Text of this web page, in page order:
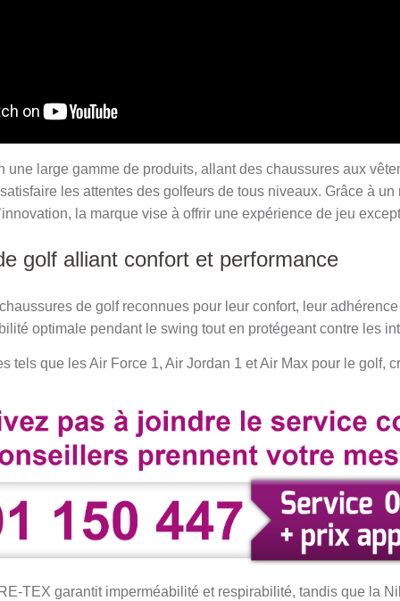
une large gamme de produits, allant des chaussures aux
les attentes des golfeurs de tous niveaux. Grâce à
la marque vise à offrir une expérience de jeu
golf alliant confort et performance
de golf reconnues pour leur confort, leur
optimale pendant le swing tout en protégeant contre les
tels que les Air Force 1, Air Jordan 1 et Air Max pour le golf,
TEX garantit imperméabilité et respirabilité, tandis que la